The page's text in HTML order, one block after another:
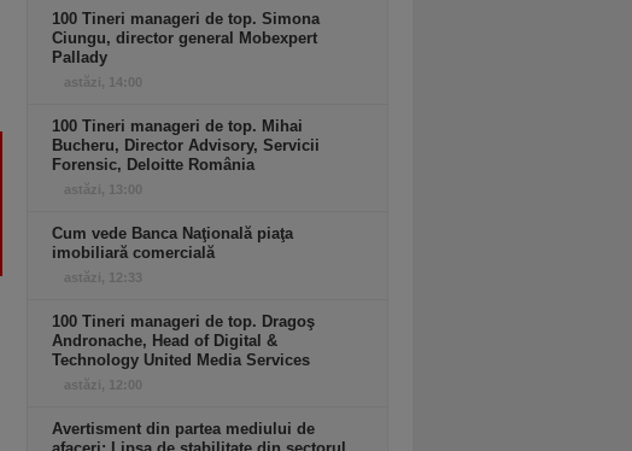
100 Tineri manageri de top. Simona
Ciungu, director general Mobexpert
Pallady
astăzi, 14:00
100 Tineri manageri de top. Mihai
Bucheru, Director Advisory, Servicii
Forensic, Deloitte România
astăzi, 13:00
Cum vede Banca Naţională piaţa
imobiliară comercială
astăzi, 12:33
100 Tineri manageri de top. Dragoş
Andronache, Head of Digital &
Technology United Media Services
astăzi, 12:00
Avertisment din partea mediului de